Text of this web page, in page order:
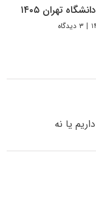
تهران ۱۴۰۵
| ۳ دیدگاه
یا نه